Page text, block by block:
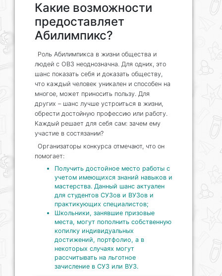
Какие возможности
предоставляет
Абилимпикс?
Роль Абилимпикса в жизни общества и
людей с ОВЗ неоднозначна. Для одних, это
шанс показать себя и доказать обществу,
что каждый человек уникален и способен на
многое, может приносить пользу. Для
других – шанс лучше устроиться в жизни,
обрести достойную профессию или работу.
Каждый решает для себя сам: зачем ему
участие в состязании?
Организаторы конкурса отмечают, что он
помогает:
Получить достойное место работы с
учетом имеющихся знаний навыков и
мастерства. Данный шанс актуален
для студентов СУЗов и ВУЗов и
практикующих специалистов;
Школьники, занявшие призовые
места, могут пополнить собственную
копилку индивидуальных
достижений, портфолио, а в
некоторых случаях могут
рассчитывать на льготное
зачисление в СУЗ или ВУЗ.